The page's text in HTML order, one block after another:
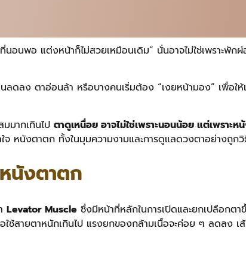
นพอ แต่งหน้าก็ไม่สวยเหมือนเดิม” นั่นอาจไม่ใช่เพราะพัก
ลง ตาอ่อนล้า หรือบางคนเริ่มต้อง “เงยหน้ามอง” เพื่อให้
มากเกินไป ตาดูเหนื่อย อาจไม่ใช่เพราะนอนน้อย แต่เพรา
ใจ หนังตาตก ทั้งในมุมความงามและการดูแลดวงตาอย่างถูก
นังตาตก
Levator Muscle ซึ่งมีหน้าที่หลักในการเปิดและยกเปลือกต
สายตาหนักเกินไป แรงยกของกล้ามเนื้อจะค่อย ๆ ลดลง เ